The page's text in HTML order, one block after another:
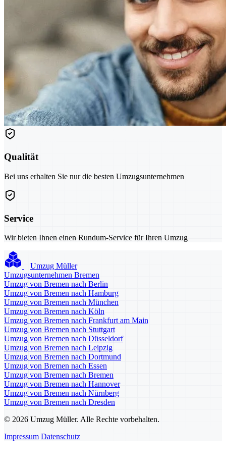
Qualität
Bei uns erhalten Sie nur die besten Umzugsunternehmen
Service
Wir bieten Ihnen einen Rundum-Service für Ihren Umzug
Umzug Müller
Umzugsunternehmen Bremen
Umzug von Bremen nach Berlin
Umzug von Bremen nach Hamburg
Umzug von Bremen nach München
Umzug von Bremen nach Köln
Umzug von Bremen nach Frankfurt am Main
Umzug von Bremen nach Stuttgart
Umzug von Bremen nach Düsseldorf
Umzug von Bremen nach Leipzig
Umzug von Bremen nach Dortmund
Umzug von Bremen nach Essen
Umzug von Bremen nach Bremen
Umzug von Bremen nach Hannover
Umzug von Bremen nach Nürnberg
Umzug von Bremen nach Dresden
© 2026 Umzug Müller. Alle Rechte vorbehalten.
Impressum Datenschutz